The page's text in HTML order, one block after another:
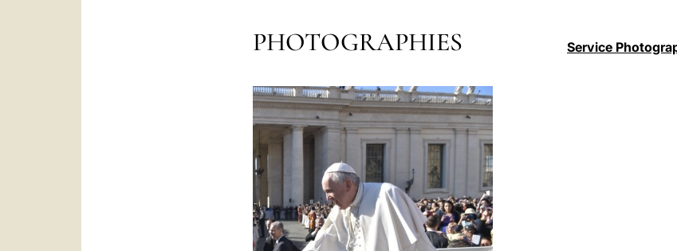
PHOTOGRAPHIES Service